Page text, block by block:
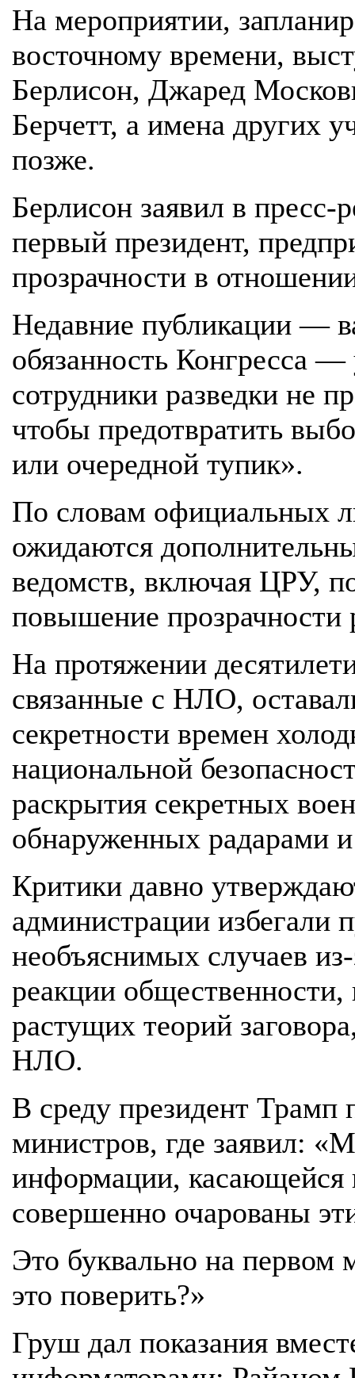
На мероприятии,
восточному времени,
Берлисон, Джаред
Берчетт, а имена других
позже.
Берлисон заявил в
первый президент,
прозрачности в
Недавние публикации —
обязанность Конгресса —
сотрудники разведки не
чтобы предотвратить
или очередной тупик».
По словам официальных
ожидаются
ведомств, включая ЦРУ,
повышение
На протяжении
связанные с НЛО,
секретности времен
национальной
раскрытия секретных
обнаруженных радарами
Критики давно
администрации избегали
необъяснимых случаев
реакции общественности,
растущих теорий
НЛО.
В среду президент Трамп
министров, где заявил:
информации,
совершенно очарованы
Это буквально на первом
это поверить?»
Груш дал показания